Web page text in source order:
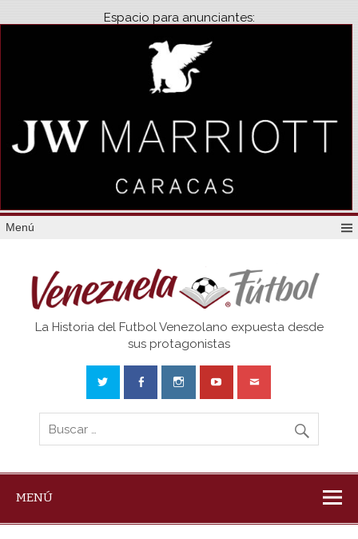
Espacio para anunciantes:
Menú
Venezuela
La Historia del Futbol Venezolano expuesta desde
sus protagonistas
MENÚ